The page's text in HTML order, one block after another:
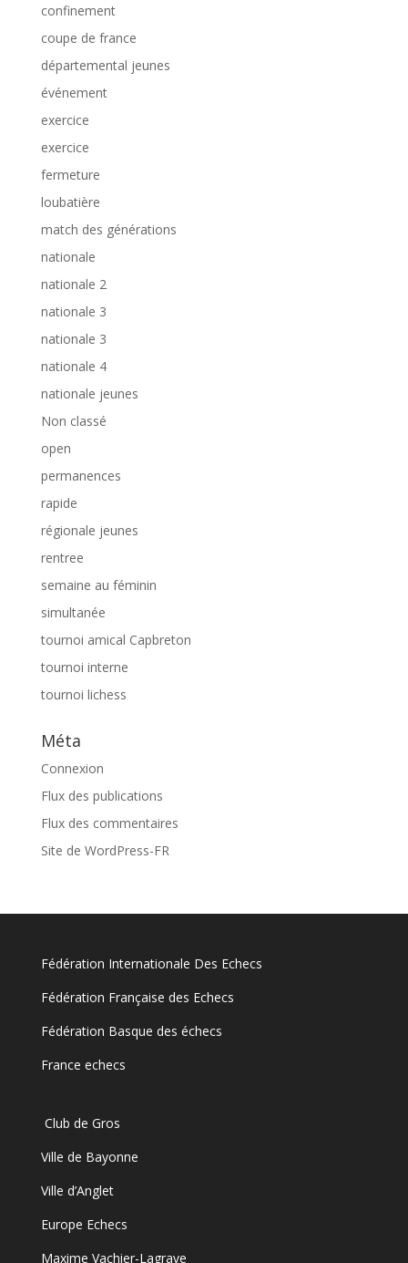
confinement
coupe de france
départemental jeunes
événement
exercice
exercice
fermeture
loubatière
match des générations
nationale
nationale 2
nationale 3
nationale 3
nationale 4
nationale jeunes
Non classé
open
permanences
rapide
régionale jeunes
rentree
semaine au féminin
simultanée
tournoi amical Capbreton
tournoi interne
tournoi lichess
Méta
Connexion
Flux des publications
Flux des commentaires
Site de WordPress-FR
Fédération Internationale Des Echecs
Fédération Française des Echecs
Fédération Basque des échecs
France echecs
Club de Gros
Ville de Bayonne
Ville d’Anglet
Europe Echecs
Maxime Vachier-Lagrave